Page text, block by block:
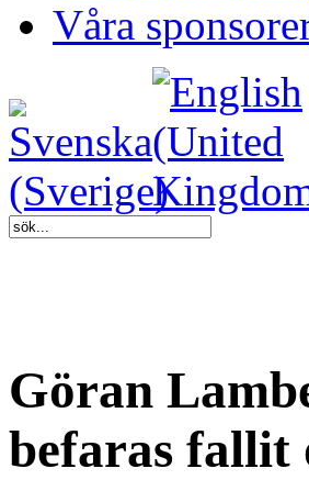
Våra
Göran
befaras